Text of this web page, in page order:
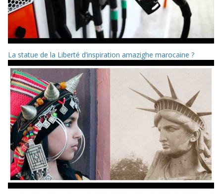
La statue de la Liberté d’inspiration amazighe marocaine ?